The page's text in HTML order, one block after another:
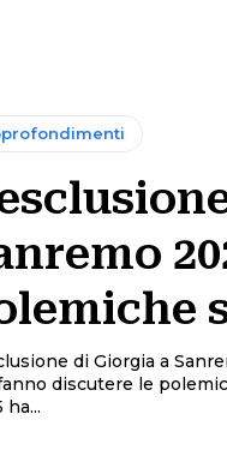
di Giorgia a
discutere le polemiche
ha...